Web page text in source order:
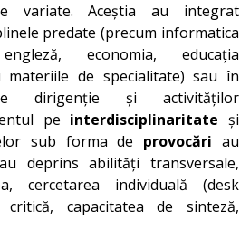
variate. Aceștia au integrat
predate (precum informatica
economia, educația
materiile de specialitate) sau în
dirigenție și activităților
pe interdisciplinaritate și
sub forma de provocări au
deprins abilități transversale,
cercetarea individuală (desk
critică, capacitatea de sinteză,